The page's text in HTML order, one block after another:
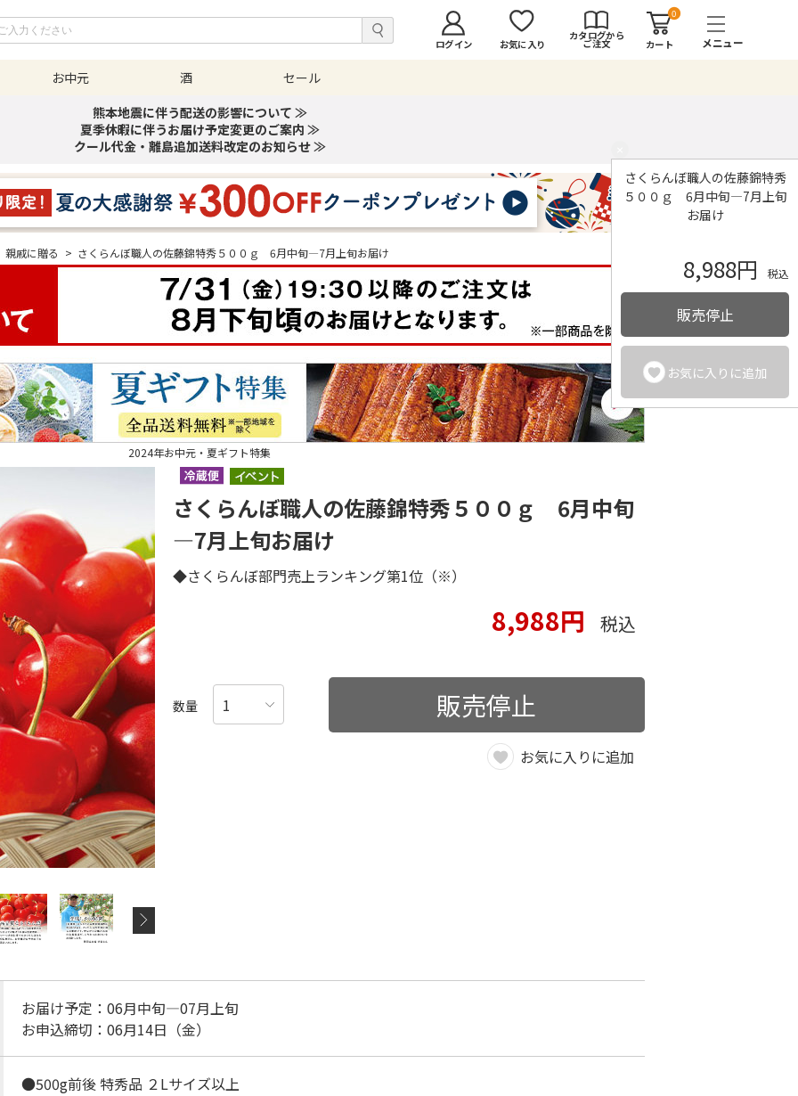
ログイン お気に入り
カタログから
ご注文
0
カート
お中元 酒
セール
熊本地震に伴う配送の影響について ≫
夏季休暇に伴うお届け予定変更のご案内 ≫
クール代金・離島追加送料改定のお知らせ ≫
親戚に贈る > さくらんぼ職人の佐藤錦特秀５００ｇ 6月中旬―7月上旬お届け
さくらんぼ職人の佐藤錦特秀
５００ｇ 6月中旬―7月上旬
お届け
8,988円 税込
販売停止
お気に入りに追加
2024年お中元・夏ギフト特集
さくらんぼ職人の佐藤錦特秀５００ｇ 6月中旬
―7月上旬お届け
◆さくらんぼ部門売上ランキング第1位（※）
8,988円 税込
数量 販売停止
お気に入りに追加
お届け予定：06月中旬―07月上旬
お申込締切：06月14日（金）
●500g前後 特秀品 ２Lサイズ以上